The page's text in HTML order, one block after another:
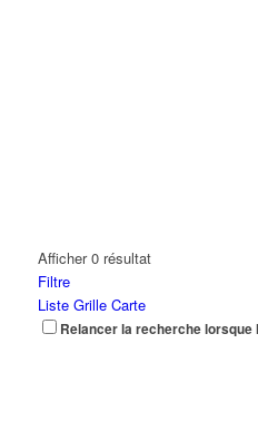
Afficher 0 résultat
Filtre
Liste Grille Carte
Relancer la recherche lorsque